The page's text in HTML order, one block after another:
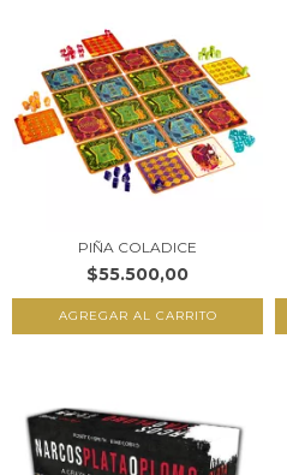
PIÑA COLADICE
$55.500,00